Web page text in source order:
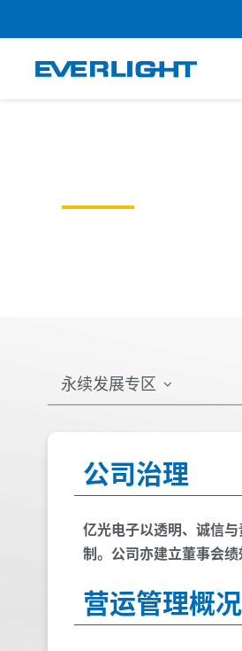
永续发展专区
公司治理
亿光电子以透明、诚信
制。公司亦建立董事会
营运管理概况